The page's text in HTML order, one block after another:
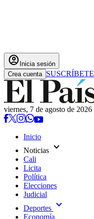
account_circle Inicia sesión
Crea cuenta SUSCRÍBETE
viernes, 7 de agosto de 2026
Inicio
Noticias expand_more
Cali
Licita
Política
Elecciones
Judicial
Deportes expand_more
Economía